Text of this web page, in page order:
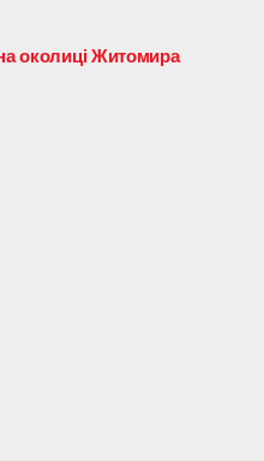
околиці Житомира